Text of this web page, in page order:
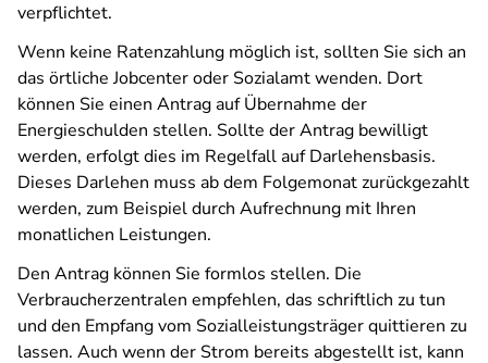
verpflichtet.
Wenn keine Ratenzahlung möglich ist, sollten Sie sich an
das örtliche Jobcenter oder Sozialamt wenden. Dort
können Sie einen Antrag auf Übernahme der
Energieschulden stellen. Sollte der Antrag bewilligt
werden, erfolgt dies im Regelfall auf Darlehensbasis.
Dieses Darlehen muss ab dem Folgemonat zurückgezahlt
werden, zum Beispiel durch Aufrechnung mit Ihren
monatlichen Leistungen.
Den Antrag können Sie formlos stellen. Die
Verbraucherzentralen empfehlen, das schriftlich zu tun
und den Empfang vom Sozialleistungsträger quittieren zu
lassen. Auch wenn der Strom bereits abgestellt ist, kann